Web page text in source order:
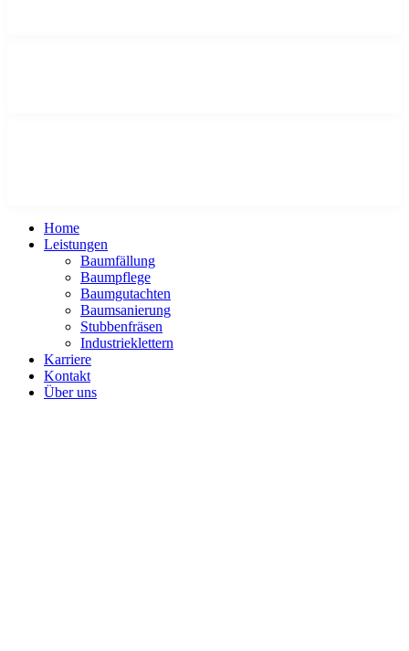
Home
Leistungen
Baumfällung
Baumpflege
Baumgutachten
Baumsanierung
Stubbenfräsen
Industrieklettern
Karriere
Kontakt
Über uns